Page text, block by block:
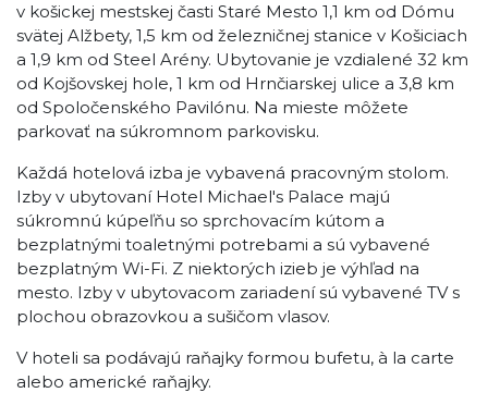
v košickej mestskej časti Staré Mesto 1,1 km od Dómu
svätej Alžbety, 1,5 km od železničnej stanice v Košiciach
a 1,9 km od Steel Arény. Ubytovanie je vzdialené 32 km
od Kojšovskej hole, 1 km od Hrnčiarskej ulice a 3,8 km
od Spoločenského Pavilónu. Na mieste môžete
parkovať na súkromnom parkovisku.
Každá hotelová izba je vybavená pracovným stolom.
Izby v ubytovaní Hotel Michael's Palace majú
súkromnú kúpeľňu so sprchovacím kútom a
bezplatnými toaletnými potrebami a sú vybavené
bezplatným Wi-Fi. Z niektorých izieb je výhľad na
mesto. Izby v ubytovacom zariadení sú vybavené TV s
plochou obrazovkou a sušičom vlasov.
V hoteli sa podávajú raňajky formou bufetu, à la carte
alebo americké raňajky.